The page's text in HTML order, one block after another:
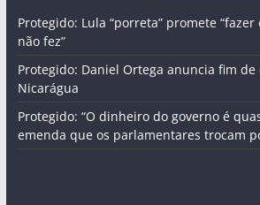
Protegido: Lula “porreta” promete
não fez”
Protegido: Daniel Ortega anuncia fim de
Nicarágua
Protegido: “O dinheiro do governo é
emenda que os parlamentares trocam